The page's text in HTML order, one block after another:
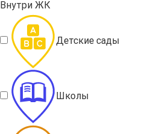
Внутри ЖК
Детские сады
Школы